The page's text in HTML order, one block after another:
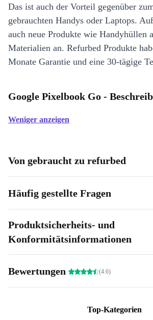
Das ist auch der Vorteil gegenüber
gebrauchten Handys oder Laptops.
auch neue Produkte wie Handyhüllen
Materialien an. Refurbed Produkte
Monate Garantie und eine 30-tägige
Google Pixelbook Go -
Weniger anzeigen
Von gebraucht zu refurbed
Häufig gestellte Fragen
Produktsicherheits- und
Konformitätsinformationen
Bewertungen (4.6)
Top-Kategorien